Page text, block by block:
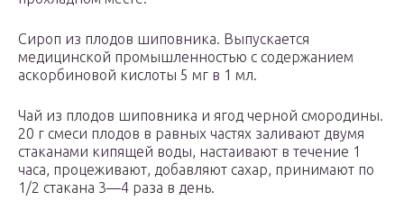
Сироп из плодов шиповника. Выпускается
медицинской промышленностью с содержанием
аскорбиновой кислоты 5 мг в 1 мл.
Чай из плодов шиповника и ягод черной смородины.
20 г смеси плодов в равных частях заливают двумя
стаканами кипящей воды, настаивают в течение 1
часа, процеживают, добавляют сахар, принимают по
1/2 стакана 3—4 раза в день.